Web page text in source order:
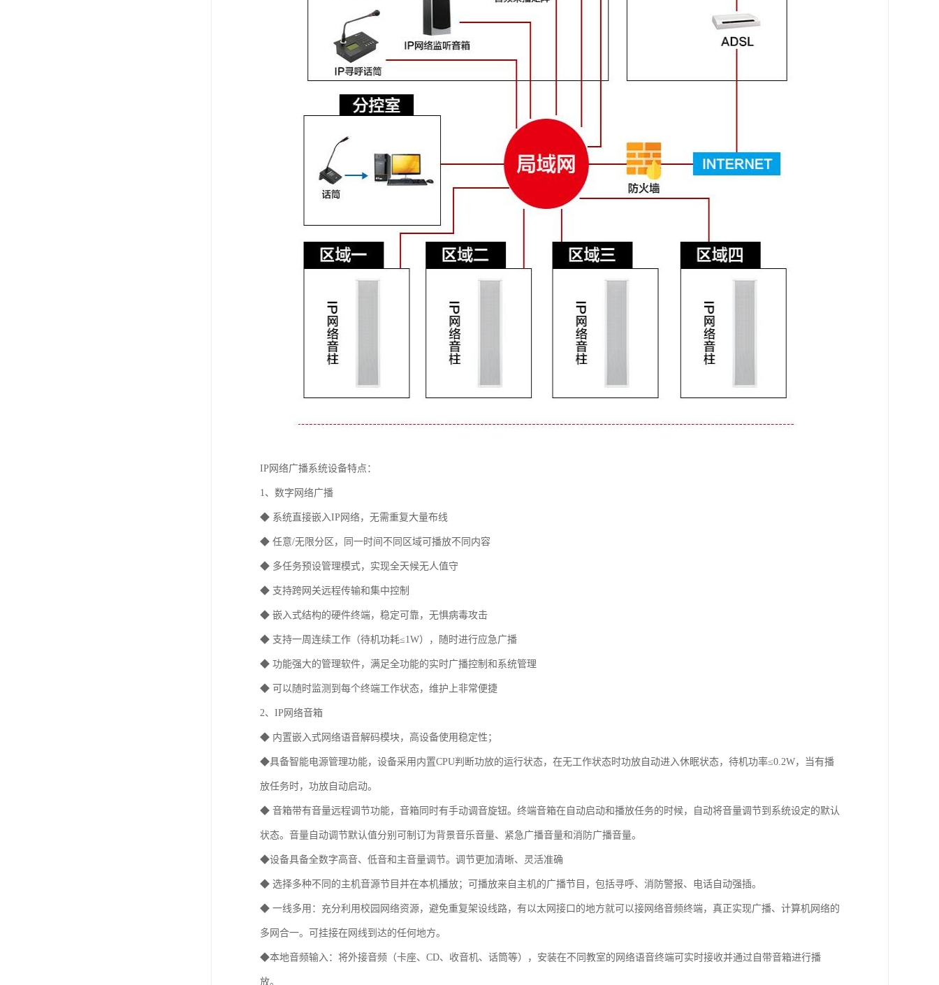
IP网络广播系统设备特点：
1、数字网络广播
◆ 系统直接嵌入IP网络，无需重复大量布线
◆ 任意/无限分区，同一时间不同区域可播放不同内容
◆ 多任务预设管理模式，实现全天候无人值守
◆ 支持跨网关远程传输和集中控制
◆ 嵌入式结构的硬件终端，稳定可靠，无惧病毒攻击
◆ 支持一周连续工作（待机功耗≤1W），随时进行应急广播
◆ 功能强大的管理软件，满足全功能的实时广播控制和系统管理
◆ 可以随时监测到每个终端工作状态，维护上非常便捷
2、IP网络音箱
◆ 内置嵌入式网络语音解码模块，高设备使用稳定性；
◆具备智能电源管理功能，设备采用内置CPU判断功放的运行状态，在无工作状态时功放自动进入休眠状态，待机功率≤0.2W，当有播
放任务时，功放自动启动。
◆ 音箱带有音量远程调节功能，音箱同时有手动调音旋钮。终端音箱在自动启动和播放任务的时候，自动将音量调节到系统设定的默认
状态。音量自动调节默认值分别可制订为背景音乐音量、紧急广播音量和消防广播音量。
◆设备具备全数字高音、低音和主音量调节。调节更加清晰、灵活准确
◆ 选择多种不同的主机音源节目并在本机播放；可播放来自主机的广播节目，包括寻呼、消防警报、电话自动强插。
◆ 一线多用：充分利用校园网络资源，避免重复架设线路，有以太网接口的地方就可以接网络音频终端，真正实现广播、计算机网络的
多网合一。可挂接在网线到达的任何地方。
◆本地音频输入：将外接音频（卡座、CD、收音机、话筒等），安装在不同教室的网络语音终端可实时接收并通过自带音箱进行播
放。